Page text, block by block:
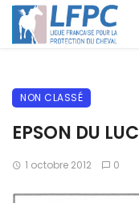
NON CLASSÉ
EPSON DU LUC
1 octobre 2012 0